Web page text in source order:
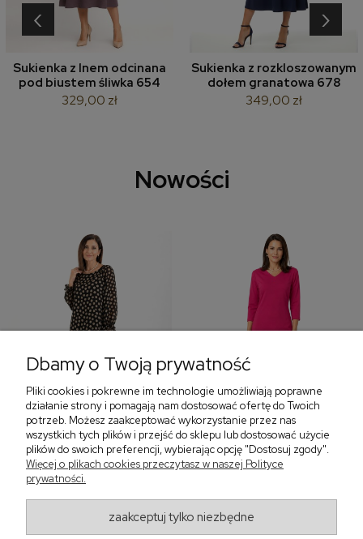
Sukienka z lnem odcinana
pod biustem śliwka 654
329,00 zł
Sukienka z rozkloszowanym
dołem granatowa 678
349,00 zł
‹ ›
Nowości
Sukienka z falbaną i
bufiastym rękawem w
405,30 zł
Sukienka z dekoltem w
299,00 zł
‹
Dbamy o Twoją prywatność
Pliki cookies i pokrewne im technologie umożliwiają poprawne
działanie strony i pomagają nam dostosować ofertę do Twoich
potrzeb. Możesz zaakceptować wykorzystanie przez nas
wszystkich tych plików i przejść do sklepu lub dostosować użycie
plików do swoich preferencji, wybierając opcję "Dostosuj zgody".
Więcej o plikach cookies przeczytasz w naszej Polityce
prywatności.
zaakceptuj tylko niezbędne